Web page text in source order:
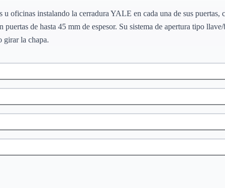
oficinas instalando la cerradura YALE en cada una de sus
de hasta 45 mm de espesor. Su sistema de apertura tipo
girar la chapa.